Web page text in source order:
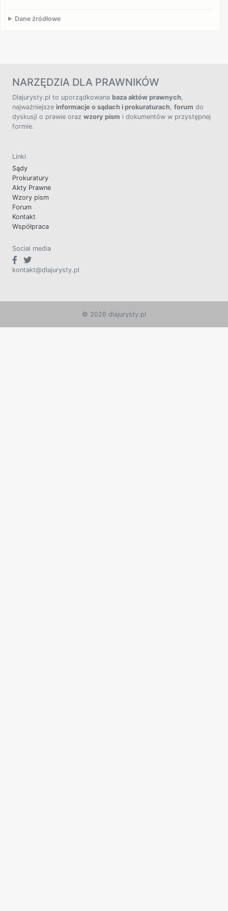
Dane źródłowe
NARZĘDZIA DLA PRAWNIKÓW
Dlajurysty.pl to uporządkowana baza aktów prawnych,
najważniejsze informacje o sądach i prokuraturach, forum do
dyskusji o prawie oraz wzory pism i dokumentów w przystępnej
formie.
Linki
Sądy
Prokuratury
Akty Prawne
Wzory pism
Forum
Kontakt
Współpraca
Social media
kontakt@dlajurysty.pl
© 2026 dlajurysty.pl